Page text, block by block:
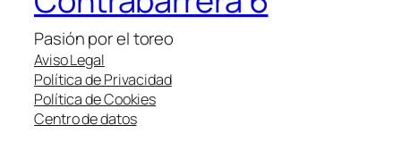
Pasión por el toreo
Aviso Legal
Política de Privacidad
Política de Cookies
Centro de datos